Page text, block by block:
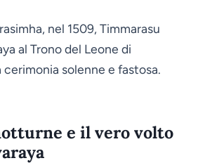
nel 1509, Timmarasu
al Trono del Leone di
cerimonia solenne e fastosa.
e il vero volto